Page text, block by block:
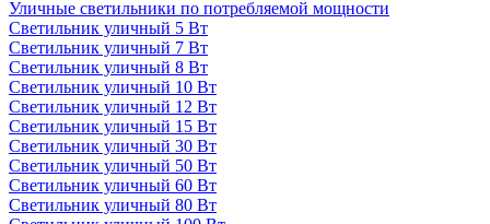
Уличные светильники по потребляемой мощности
Светильник уличный 5 Вт
Светильник уличный 7 Вт
Светильник уличный 8 Вт
Светильник уличный 10 Вт
Светильник уличный 12 Вт
Светильник уличный 15 Вт
Светильник уличный 30 Вт
Светильник уличный 50 Вт
Светильник уличный 60 Вт
Светильник уличный 80 Вт